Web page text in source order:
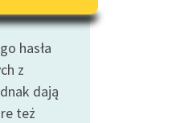
hasła
z
dają
też